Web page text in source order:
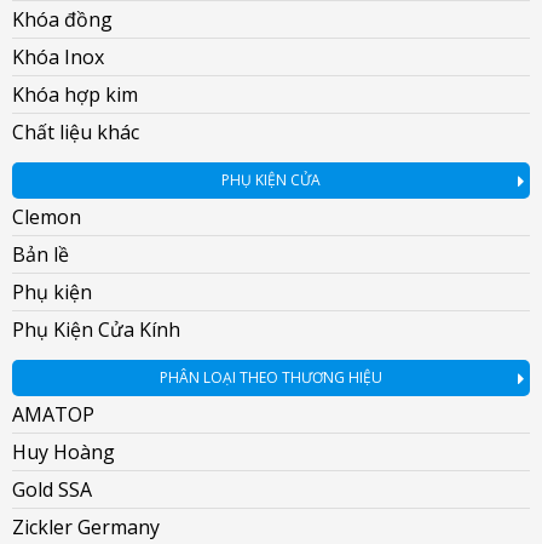
Khóa đồng
Khóa Inox
Khóa hợp kim
Chất liệu khác
PHỤ KIỆN CỬA
Clemon
Bản lề
Phụ kiện
Phụ Kiện Cửa Kính
PHÂN LOẠI THEO THƯƠNG HIỆU
AMATOP
Huy Hoàng
Gold SSA
Zickler Germany